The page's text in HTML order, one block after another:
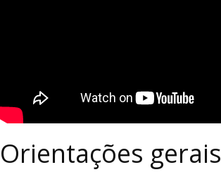
Orientações gerais